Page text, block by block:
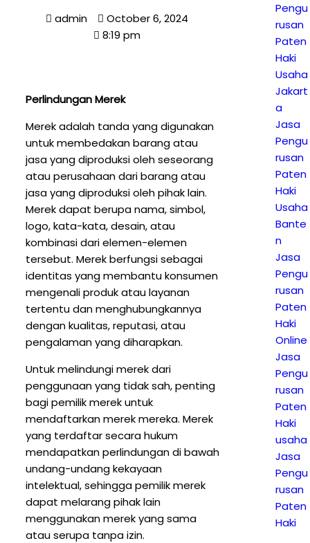
admin
October 6, 2024
8:19 pm
Perlindungan Merek
Merek adalah tanda yang digunakan
untuk membedakan barang atau
jasa yang diproduksi oleh seseorang
atau perusahaan dari barang atau
jasa yang diproduksi oleh pihak lain.
Merek dapat berupa nama, simbol,
logo, kata-kata, desain, atau
kombinasi dari elemen-elemen
tersebut. Merek berfungsi sebagai
identitas yang membantu konsumen
mengenali produk atau layanan
tertentu dan menghubungkannya
dengan kualitas, reputasi, atau
pengalaman yang diharapkan.
Untuk melindungi merek dari
penggunaan yang tidak sah, penting
bagi pemilik merek untuk
mendaftarkan merek mereka. Merek
yang terdaftar secara hukum
mendapatkan perlindungan di bawah
undang-undang kekayaan
intelektual, sehingga pemilik merek
dapat melarang pihak lain
menggunakan merek yang sama
atau serupa tanpa izin.
Pengu
rusan
Paten
Haki
Usaha
Jakart
a
Jasa
Pengu
rusan
Paten
Haki
Usaha
Bante
n
Jasa
Pengu
rusan
Paten
Haki
Online
Jasa
Pengu
rusan
Paten
Haki
usaha
Jasa
Pengu
rusan
Paten
Haki